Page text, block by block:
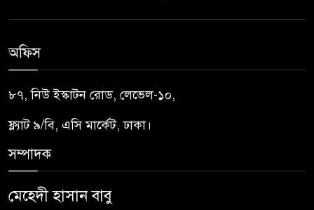
অফিস
৮৭, নিউ ইস্কাটন রোড, লেভেল-১০,
ফ্ল্যাট ৯/বি, এসি মার্কেট, ঢাকা।
সম্পাদক
মেহেদী হাসান বাবু